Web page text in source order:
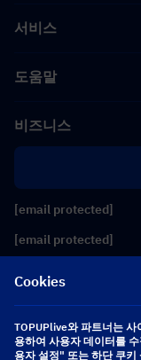
서비스
도움말
비즈니스
[email protected]
[email protected]
팔로우하기
Copyright 2026 SEA
Cookies
TOPUPlive와 파트너는 사
용하여 사용자 데이터를
용자 설정" 또는 하단 쿠키